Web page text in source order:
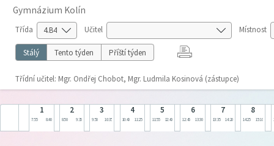
Gymnázium Kolín
Třída Učitel Místnost
Stálý Tento týden Příští týden
Třídní učitel: Mgr. Ondřej Chobot, Mgr. Ludmila Kosinová (zástupce)
1
7:55 8:40
2
8:50 9:35
3
9:50 10:35
4
10:40 11:25
5
11:55 12:40
6
12:45 13:30
7
13:35 14:20
8
14:25 15:10